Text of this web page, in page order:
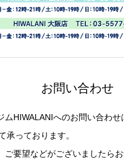
お問い合わせ
ムHIWALANIへのお問い合わせ
承っております。
ご要望などがございましたら